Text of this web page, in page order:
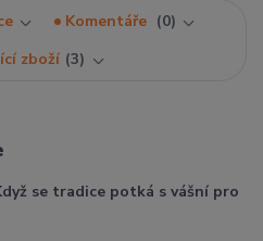
Komentáře
0
zboží 3
se tradice potká s vášní pro